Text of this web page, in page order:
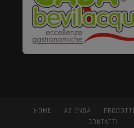
HOME AZIENDA PRODOTTI
CONTATTI